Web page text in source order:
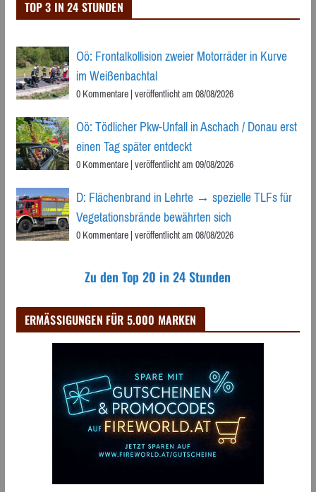
TOP 3 IN 24 STUNDEN
Oö: Frontalkollision zweier Motorräder in Kurve
im Weißenbachtal
0 Kommentare|veröffentlicht am 08/08/2026
Oö: Tödlicher Pkw-Unfall in Aschach / Donau erst
einen Tag später entdeckt
0 Kommentare|veröffentlicht am 09/08/2026
D: Flächenbrand in Lehrte → spezielle TLFs für
Vegetationsbrände bewährten sich
0 Kommentare|veröffentlicht am 08/08/2026
Zu den Top 20 in 24 Stunden
ERMÄSSIGUNGEN FÜR 5.000 MARKEN